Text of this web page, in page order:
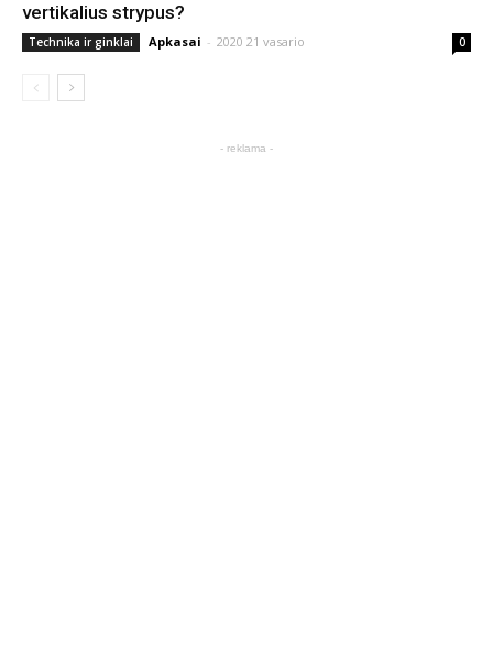
vertikalius strypus?
Technika ir ginklai Apkasai - 2020 21 vasario 0
- reklama -